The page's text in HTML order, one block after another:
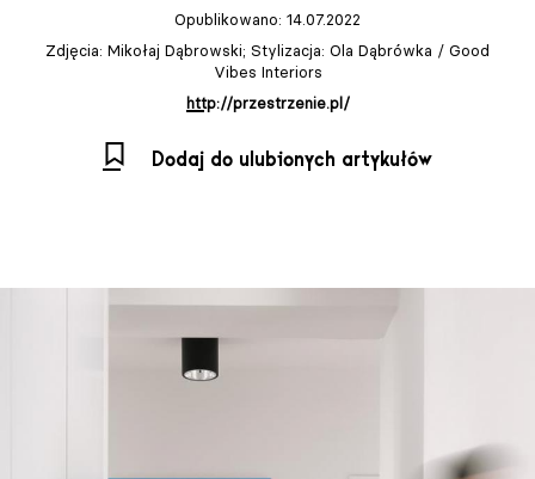
Opublikowano: 14.07.2022
Zdjęcia: Mikołaj Dąbrowski; Stylizacja: Ola Dąbrówka / Good
Vibes Interiors
http://przestrzenie.pl/
Dodaj do ulubionych artykułów